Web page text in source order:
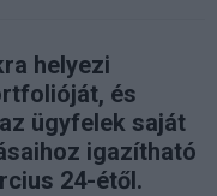
helyezi
és
ügyfelek saját
igazítható
24-étől.